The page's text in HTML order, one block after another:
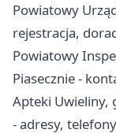
Powiatowy
rejestracja,
Powiatowy
Piasecznie -
Apteki Uwieliny,
- adresy,